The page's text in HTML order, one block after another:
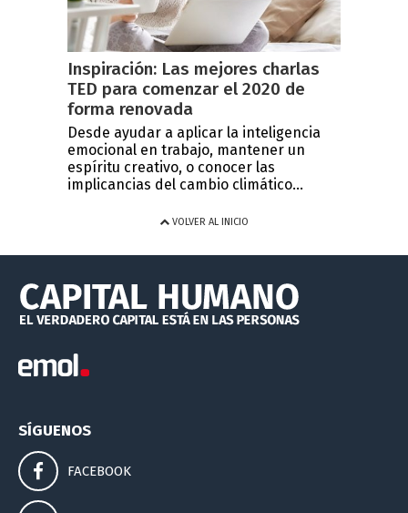
Inspiración: Las mejores charlas
TED para comenzar el 2020 de
forma renovada
Desde ayudar a aplicar la inteligencia
emocional en trabajo, mantener un
espíritu creativo, o conocer las
implicancias del cambio climático...
VOLVER AL INICIO
SÍGUENOS
FACEBOOK